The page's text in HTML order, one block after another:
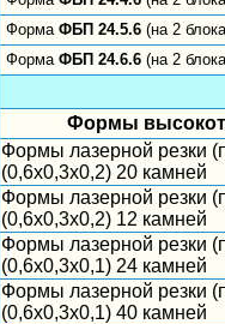
Форма ФБП 24.5.6 (на 2
Форма ФБП 24.6.6 (на 2
Формы
Формы лазерной резки
(0,6х0,3х0,2) 20 камней
Формы лазерной резки
(0,6х0,3х0,2) 12 камней
Формы лазерной резки
(0,6х0,3х0,1) 24 камней
Формы лазерной резки
(0,6х0,3х0,1) 40 камней